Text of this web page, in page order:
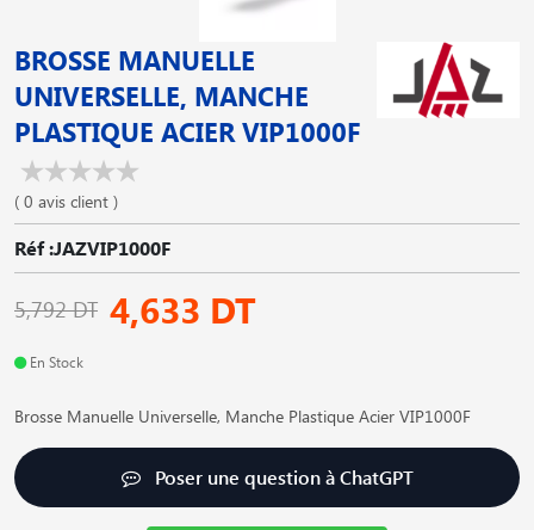
BROSSE MANUELLE
UNIVERSELLE, MANCHE
PLASTIQUE ACIER VIP1000F
( 0 avis client )
Réf :JAZVIP1000F
5,792 DT 4,633 DT
En Stock
Brosse Manuelle Universelle, Manche Plastique Acier VIP1000F
Poser une question à ChatGPT